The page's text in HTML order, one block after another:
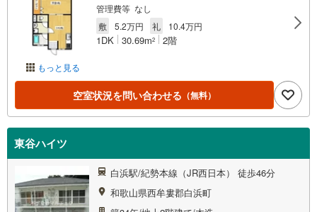
もっと見る
管理費等 なし
敷
5.2万円 礼 10.4万円
1DK 30.69m2 2階
空室状況を問い合わせる （無料）
東谷ハイツ
白浜駅/紀勢本線（JR西日本） 徒歩46分
和歌山県西牟婁郡白浜町